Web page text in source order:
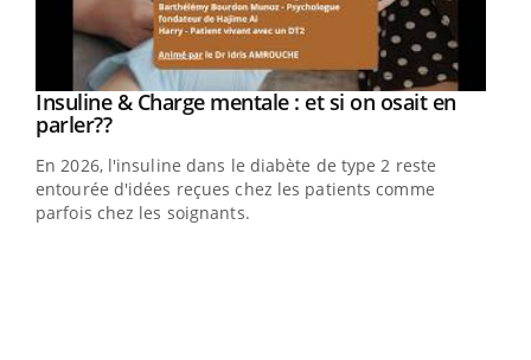
Youtube
Insuline & Charge mentale : et si on osait en
parler??Youtube
En 2026, l'insuline dans le diabète de type 2 reste
entourée d'idées reçues chez les patients comme
parfois chez les soignants.